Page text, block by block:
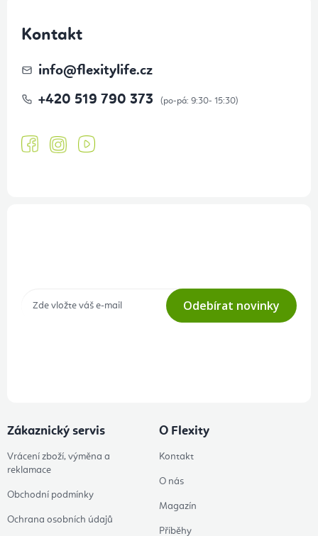
Kontakt
info@flexitylife.cz
+420 519 790 373
Odebírat novinky
Zákaznický servis
Vrácení zboží, výměna a
reklamace
Obchodní podmínky
Ochrana osobních údajů
O Flexity
Kontakt
O nás
Magazín
Příběhy